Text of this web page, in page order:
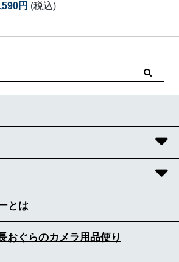
円 (税込)
とは
おぐらのカメラ用品便り